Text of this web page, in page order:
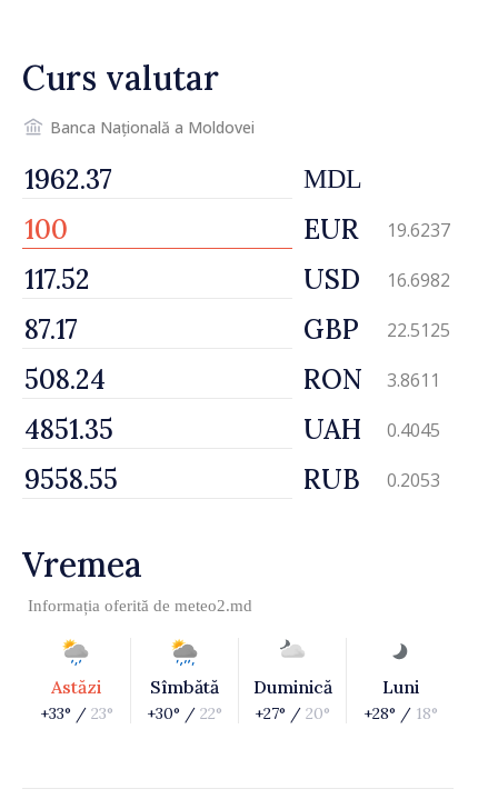
regim prioritar
Curs valutar
Banca Națională a Moldovei
MDL
EUR 19.6237
USD 16.6982
GBP 22.5125
RON 3.8611
UAH 0.4045
RUB 0.2053
Vremea
Informația oferită de meteo2.md
Astăzi
+33° / 23°
Sîmbătă
+30° / 22°
Duminică
+27° / 20°
Luni
+28° / 18°